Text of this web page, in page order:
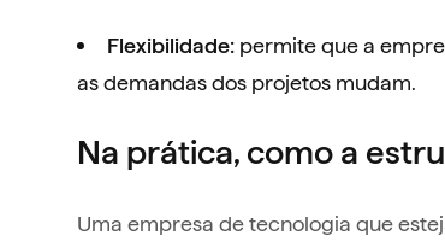
Flexibilidade: permite que a
as demandas dos projetos mudam.
Na prática, como a
Uma empresa de tecnologia que